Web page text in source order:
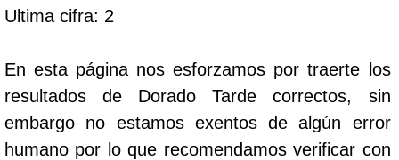
Ultima cifra: 2
En esta página nos esforzamos por traerte los
resultados de Dorado Tarde correctos, sin
embargo no estamos exentos de algún error
humano por lo que recomendamos verificar con